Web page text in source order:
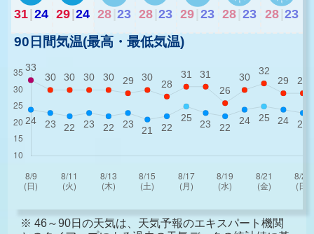
31|24 29|24 28 23 28 23 29 23 28 23 28 23
90日間気温(最高・最低気温)
※ 46～90日の天気は、天気予報のエキスパート機関